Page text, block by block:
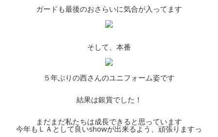
ガードも最後のおさらいに気合が入ってます
そして、本番
５年ぶりの西さんのユニフォーム姿です
結果は銀賞でした！
まだまだ私たちは成長できると思っています
今年もＬＡとして良いshowが出来るよう、頑張りますっ